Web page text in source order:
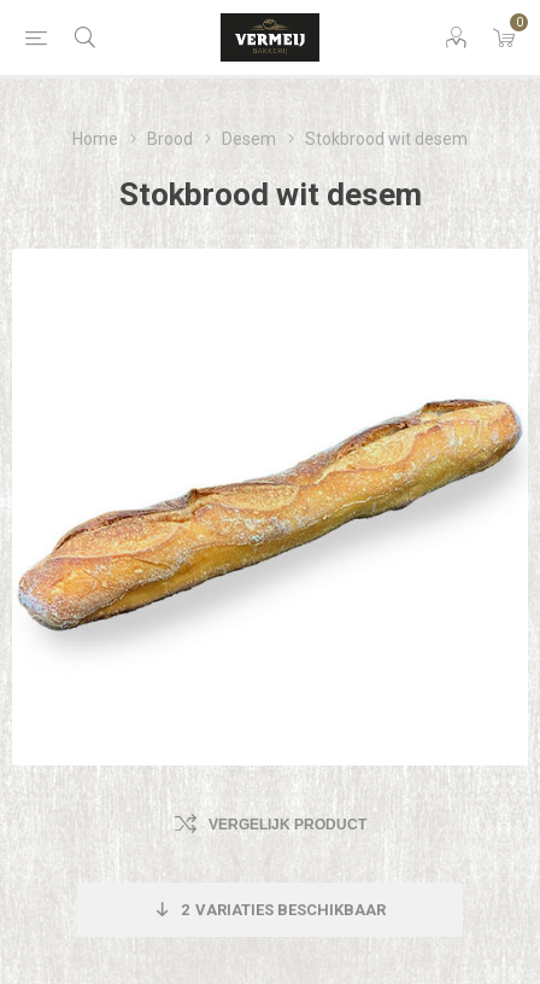
0
Home Brood Desem Stokbrood wit desem
Stokbrood wit desem
VERGELIJK PRODUCT
2 VARIATIES BESCHIKBAAR